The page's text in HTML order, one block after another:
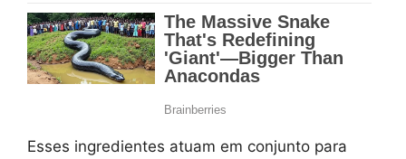
Esses ingredientes atuam em conjunto para